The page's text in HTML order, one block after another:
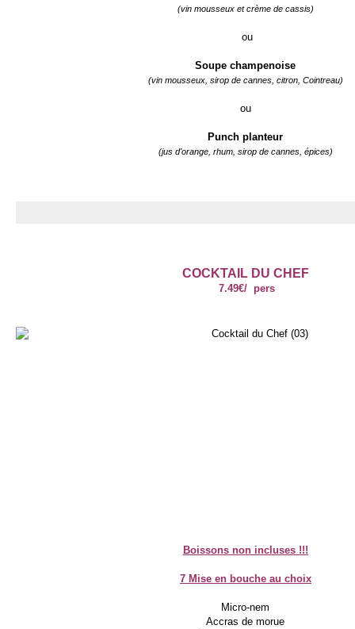
(vin mousseux et crème de cassis)
ou
Soupe champenoise
(vin mousseux, sirop de cannes, citron, Cointreau)
ou
Punch planteur
(jus d'orange, rhum, sirop de cannes, épices)
COCKTAIL DU CHEF
7.49€/ pers
Boissons non incluses !!!
7 Mise en bouche au choix
Micro-nem
Accras de morue